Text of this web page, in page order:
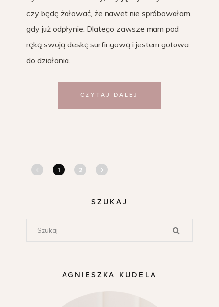
czy będę żałować, że nawet nie spróbowałam,
gdy już odpłynie. Dlatego zawsze mam pod
ręką swoją deskę surfingową i jestem gotowa
do działania.
CZYTAJ DALEJ
1 2
SZUKAJ
AGNIESZKA KUDELA